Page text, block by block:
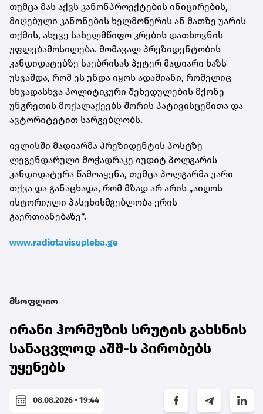
თუმცა მას აქვს კანონპროექტების ინიცირების,
მიღებული კანონების ხელმოწერის ან მათზე უარის
თქმის, ასევე სახელმწიფო კრების დათხოვნის
უფლებამოსილება. მომავალ პრეზიდენტობის
კანდიდატებზე საუბრისას პეტერ მადიარი ხაზს
უსვამდა, რომ ეს უნდა იყოს ადამიანი, რომელიც
სხვადასხვა პოლიტიკური შეხედულების მქონე
უნგრეთის მოქალაქეებს შორის პატივისცემითა და
ავტორიტეტით სარგებლობს.
ივლისში მადიარმა პრეზიდენტის პოსტზე
ლეგენდარული მოჭადრაკე იუდიტ პოლგარის
კანდიდატურა წამოაყენა, თუმცა პოლგარმა უარი
თქვა და განაცხადა, რომ მზად არ არის „აიღოს
ისტორიული პასუხისმგებლობა ერის
გაერთიანებაზე“.
www.radiotavisupleba.ge
მსოფლიო
ირანი ჰორმუზის სრუტის გახსნის
სანაცვლოდ აშშ-ს პირობებს
უყენებს
08.08.2026 • 19:44